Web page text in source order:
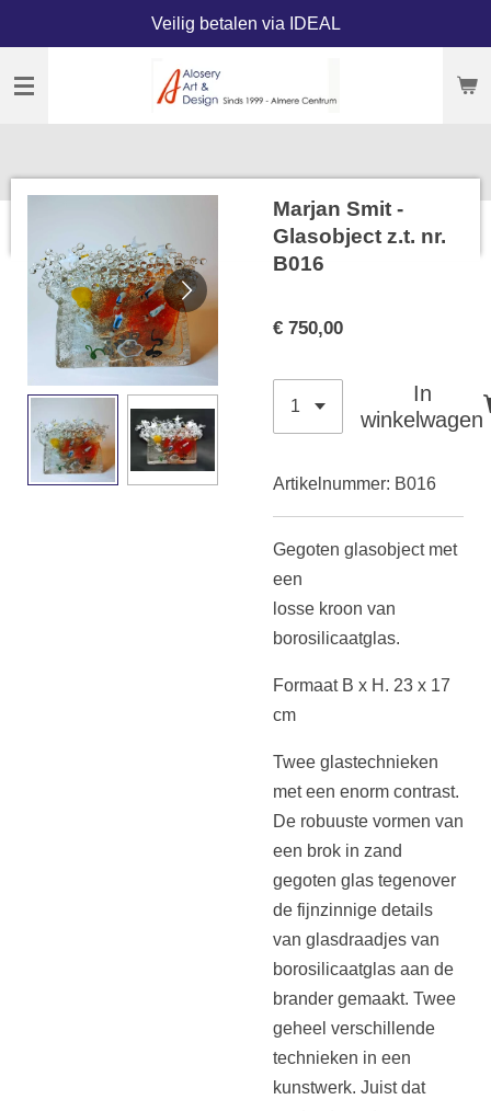
naar
Veilig betalen via IDEAL
Marjan Smit -
Glasobject z.t. nr.
B016
€ 750,00
In
winkelwagen
Artikelnummer: B016
Gegoten glasobject met
een
losse kroon van
borosilicaatglas.
Formaat B x H. 23 x 17
cm
Twee glastechnieken
met een enorm contrast.
De robuuste vormen van
een brok in zand
gegoten glas tegenover
de fijnzinnige details
van glasdraadjes van
borosilicaatglas aan de
brander gemaakt. Twee
geheel verschillende
technieken in een
kunstwerk. Juist dat